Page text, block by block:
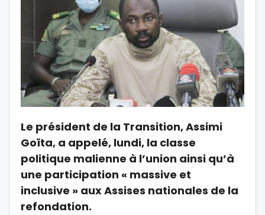
Le président de la Transition, Assimi
Goïta, a appelé, lundi, la classe
politique malienne à l’union ainsi qu’à
une participation « massive et
inclusive » aux Assises nationales de la
refondation.